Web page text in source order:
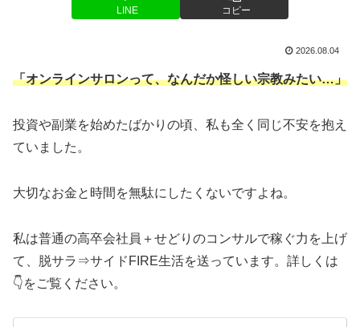
LINE コピー
2026.08.04
「オンラインサロンって、なんだか怪しい宗教みたい…」
投資や副業を始めたばかりの頃、私も全く同じ不安を抱え
ていました。
大切なお金と時間を無駄にしたくないですよね。
私は普通の高卒会社員＋せどりのコンサルで稼ぐ力を上げ
て、脱サラ⇒サイドFIRE生活を送っています。詳しくは
👇をご覧ください。